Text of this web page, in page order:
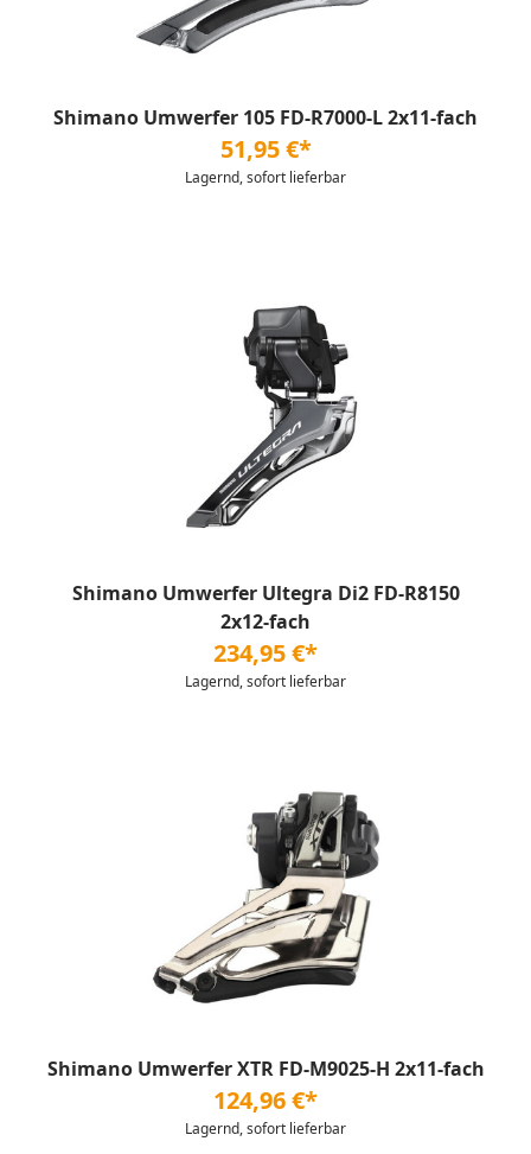
Shimano Umwerfer 105 FD-R7000-L 2x11-fach
51,95 €*
Lagernd, sofort lieferbar
Shimano Umwerfer Ultegra Di2 FD-R8150
2x12-fach
234,95 €*
Lagernd, sofort lieferbar
Shimano Umwerfer XTR FD-M9025-H 2x11-fach
124,96 €*
Lagernd, sofort lieferbar